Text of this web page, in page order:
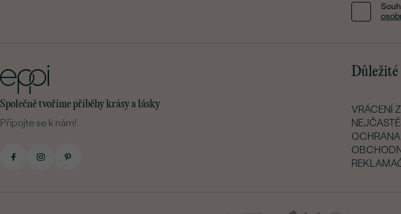
Důležité
VRÁCENÍ
Společně tvoříme příběhy krásy a lásky
Připojte se k nám!